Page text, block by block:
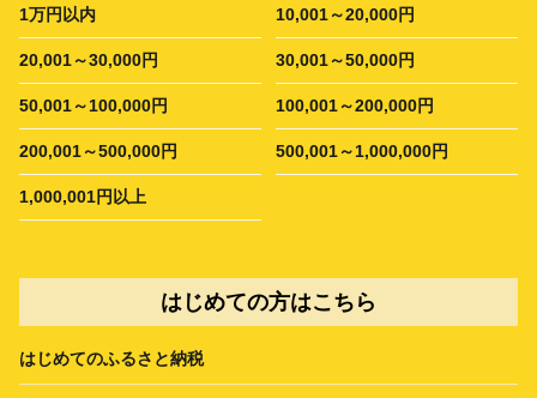
1万円以内 10,001～20,000円
20,001～30,000円 30,001～50,000円
50,001～100,000円 100,001～200,000円
200,001～500,000円 500,001～1,000,000円
1,000,001円以上
はじめての方はこちら
はじめてのふるさと納税